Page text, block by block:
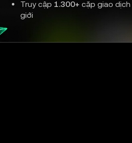
Truy cập 1.300+ cặp giao
giới